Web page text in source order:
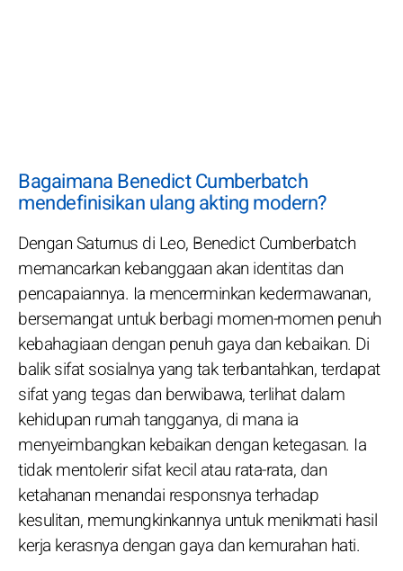
Bagaimana Benedict Cumberbatch
mendefinisikan ulang akting modern?
Dengan Saturnus di Leo, Benedict Cumberbatch
memancarkan kebanggaan akan identitas dan
pencapaiannya. Ia mencerminkan kedermawanan,
bersemangat untuk berbagi momen-momen penuh
kebahagiaan dengan penuh gaya dan kebaikan. Di
balik sifat sosialnya yang tak terbantahkan, terdapat
sifat yang tegas dan berwibawa, terlihat dalam
kehidupan rumah tangganya, di mana ia
menyeimbangkan kebaikan dengan ketegasan. Ia
tidak mentolerir sifat kecil atau rata-rata, dan
ketahanan menandai responsnya terhadap
kesulitan, memungkinkannya untuk menikmati hasil
kerja kerasnya dengan gaya dan kemurahan hati.